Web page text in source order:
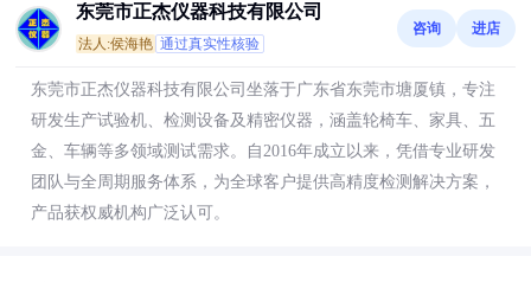
东莞市正杰仪器科技有限公司
法人:侯海艳 通过真实性核验
咨询 进店
东莞市正杰仪器科技有限公司坐落于广东省东莞市塘厦镇，专注
研发生产试验机、检测设备及精密仪器，涵盖轮椅车、家具、五
金、车辆等多领域测试需求。自2016年成立以来，凭借专业研发
团队与全周期服务体系，为全球客户提供高精度检测解决方案，
产品获权威机构广泛认可。